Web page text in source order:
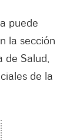
puede
la sección
Salud,
de la